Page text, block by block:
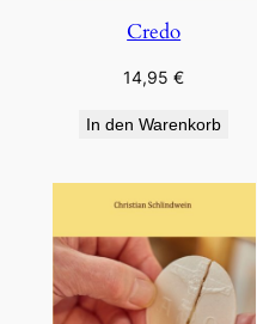
Credo
14,95€
In den Warenkorb